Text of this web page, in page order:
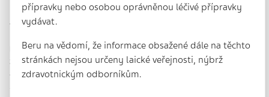
Ukázka:
7. 4. 2016 | Vídeň měla tu možnost již podruhé v průběhu
pěti let hostit kongres Evropské asociace nemocničních
lékárníků (EAHP). V řadách přednášejících i posluchačů byli
zdravotničtí odborníci z blízkých i dalekých koutů Evropy,
Ameriky, Asie i…
přípravky nebo osobou oprávněnou léčivé přípravky
vydávat.
Beru na vědomí, že informace obsažené dále na těchto
stránkách nejsou určeny laické veřejnosti, nýbrž
zdravotnickým odborníkům.